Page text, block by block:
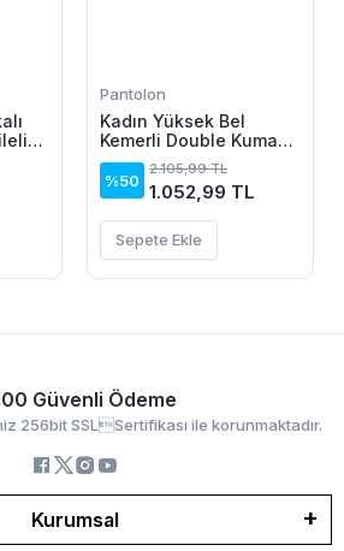
Pantolon
Kadın Yüksek Bel
Kemerli Double Kumaş
Palazzo Pantolon
%50
2.105,99 TL
1.052,99 TL
Sepete Ekle
Güvenli Ödeme
256bit SSLSertifikası ile korunmaktadır.
Kurumsal